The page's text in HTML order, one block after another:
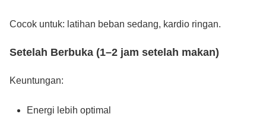
Cocok untuk: latihan beban sedang, kardio ringan.
Setelah Berbuka (1–2 jam setelah makan)
Keuntungan:
Energi lebih optimal